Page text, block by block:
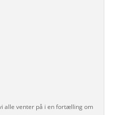
alle venter på i en fortælling om